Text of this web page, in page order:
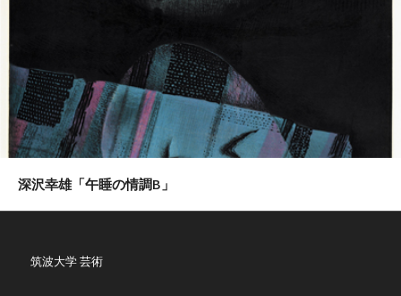
深沢幸雄「午睡の情調B」
筑波大学 芸術